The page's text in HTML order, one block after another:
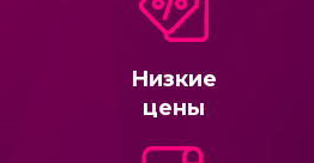
Низкие
цены